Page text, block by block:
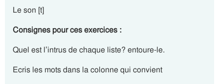
Le son [t]
Consignes pour ces exercices :
Quel est l’intrus de chaque liste? entoure-le.
Ecris les mots dans la colonne qui convient